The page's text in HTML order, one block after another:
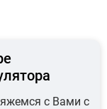
с Вами с